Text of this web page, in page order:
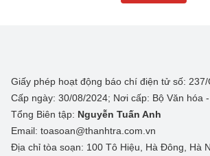
Giấy phép hoạt động báo chí điện tử số:
Cấp ngày: 30/08/2024; Nơi cấp: Bộ Văn hóa
Tổng Biên tập: Nguyễn Tuấn Anh
Email: toasoan@thanhtra.com.vn
Địa chỉ tòa soạn: 100 Tô Hiệu, Hà Đông, Hà